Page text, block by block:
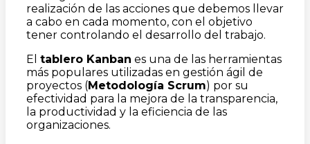
realización de las acciones que debemos llevar
a cabo en cada momento, con el objetivo
tener controlando el desarrollo del trabajo.
El tablero Kanban es una de las herramientas
más populares utilizadas en gestión ágil de
proyectos (Metodología Scrum) por su
efectividad para la mejora de la transparencia,
la productividad y la eficiencia de las
organizaciones.